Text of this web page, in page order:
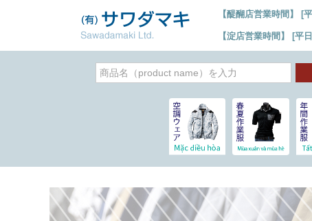
【醍醐店営業時間】 [
【淀店営業時間】 [平